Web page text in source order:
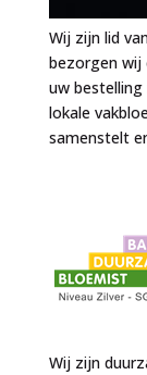
Wij zijn lid
bezorgen wij
uw
lokale
samenstelt
Wij zijn